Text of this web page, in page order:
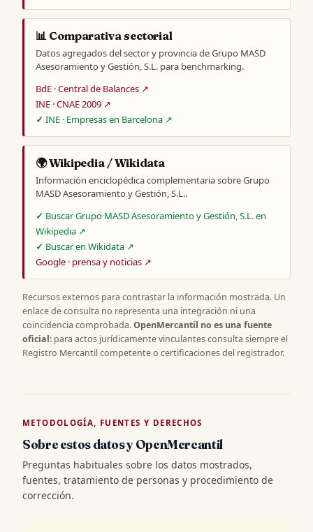
📊 Comparativa sectorial
Datos agregados del sector y provincia de Grupo MASD
Asesoramiento y Gestión, S.L. para benchmarking.
BdE · Central de Balances ↗
INE · CNAE 2009 ↗
INE · Empresas en Barcelona ↗
🌍 Wikipedia / Wikidata
Información enciclopédica complementaria sobre Grupo
MASD Asesoramiento y Gestión, S.L..
Buscar Grupo MASD Asesoramiento y Gestión, S.L. en
Wikipedia ↗
Buscar en Wikidata ↗
Google · prensa y noticias ↗
Recursos externos para contrastar la información mostrada. Un
enlace de consulta no representa una integración ni una
coincidencia comprobada.OpenMercantil no es una fuente
oficial: para actos jurídicamente vinculantes consulta siempre el
Registro Mercantil competente o certificaciones del registrador.
METODOLOGÍA, FUENTES Y DERECHOS
Sobre estos datos y OpenMercantil
Preguntas habituales sobre los datos mostrados,
fuentes, tratamiento de personas y procedimiento de
corrección.